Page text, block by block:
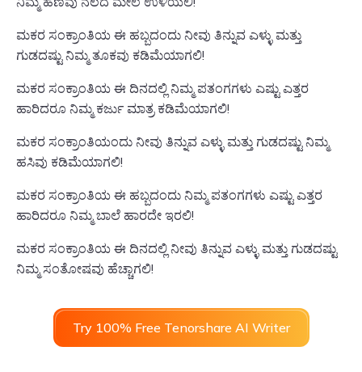
ಮಕರ ಸಂಕ್ರಾಂತಿಯ ಈ ಹಬ್ಬದಂದು ನೀವು ತಿನ್ನುವ ಎಳ್ಳು ಮತ್ತು
ಗುಡದಷ್ಟು ನಿಮ್ಮ ತೂಕವು ಕಡಿಮೆಯಾಗಲಿ!
ಮಕರ ಸಂಕ್ರಾಂತಿಯ ಈ ದಿನದಲ್ಲಿ ನಿಮ್ಮ ಪತಂಗಗಳು ಎಷ್ಟು ಎತ್ತರ
ಹಾರಿದರೂ ನಿಮ್ಮ ಕರ್ಜು ಮಾತ್ರ ಕಡಿಮೆಯಾಗಲಿ!
ಮಕರ ಸಂಕ್ರಾಂತಿಯಂದು ನೀವು ತಿನ್ನುವ ಎಳ್ಳು ಮತ್ತು ಗುಡದಷ್ಟು ನಿಮ್ಮ
ಹಸಿವು ಕಡಿಮೆಯಾಗಲಿ!
ಮಕರ ಸಂಕ್ರಾಂತಿಯ ಈ ಹಬ್ಬದಂದು ನಿಮ್ಮ ಪತಂಗಗಳು ಎಷ್ಟು ಎತ್ತರ
ಹಾರಿದರೂ ನಿಮ್ಮ ಬಾಲೆ ಹಾರದೇ ಇರಲಿ!
ಮಕರ ಸಂಕ್ರಾಂತಿಯ ಈ ದಿನದಲ್ಲಿ ನೀವು ತಿನ್ನುವ ಎಳ್ಳು ಮತ್ತು ಗುಡದಷ್ಟು
ನಿಮ್ಮ ಸಂತೋಷವು ಹೆಚ್ಚಾಗಲಿ!
Try 100% Free Tenorshare AI Writer